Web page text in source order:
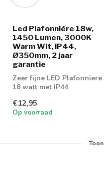
Led Plafonnière 18w,
1450 Lumen, 3000K
Warm Wit, IP44,
Ø350mm, 2 jaar
garantie
Zeer fijne LED Plafonniere
18 watt met IP44
€12,95
Op voorraad
Toon